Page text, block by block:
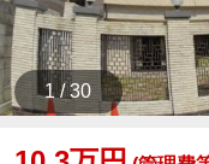
1 / 30